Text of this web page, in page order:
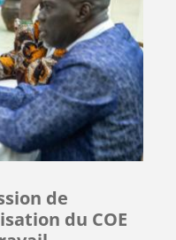
de
du COE